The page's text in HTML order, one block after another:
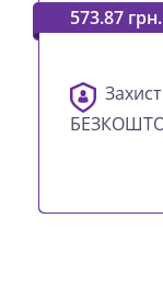
573.87